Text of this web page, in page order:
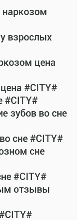
наркозом
взрослых
цена
#CITY#
#CITY#
зубов во сне
сне #CITY#
сне
#CITY#
отзывы